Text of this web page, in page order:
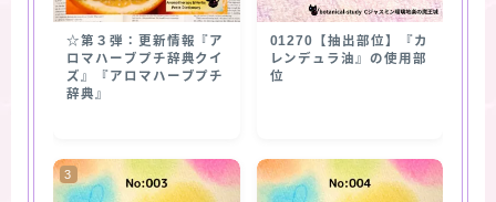
☆第３弾：更新情報『ア
ロマハーブプチ辞典クイ
ズ』『アロマハーブプチ
辞典』
01270【抽出部位】『カ
レンデュラ油』の使用部
位